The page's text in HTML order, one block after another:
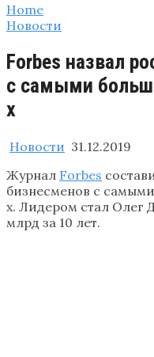
Home
Новости
Forbes назвал
с самыми
х
Новости 31.12.2019
Журнал Forbes
бизнесменов с
х. Лидером стал Олег
млрд за 10 лет.